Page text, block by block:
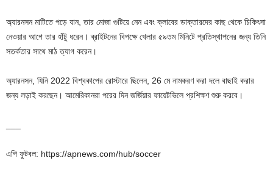
অ্যারনসন মাটিতে পড়ে যান, তার মোজা গুটিয়ে নেন এবং ক্লাবের ডাক্তারদের কাছ থেকে চিকিৎসা
নেওয়ার আগে তার হাঁটু ধরেন। ব্রাইটনের বিপক্ষে খেলার ৫৯তম মিনিটে প্রতিস্থাপনের জন্য তিনি
সতর্কতার সাথে মাঠ ত্যাগ করেন।
অ্যারনসন, যিনি 2022 বিশ্বকাপের রোস্টারে ছিলেন, 26 মে নামকরণ করা দলে বাছাই করার
জন্য লড়াই করছেন। আমেরিকানরা পরের দিন জর্জিয়ার ফায়েটভিলে প্রশিক্ষণ শুরু করবে।
এপি ফুটবল: https://apnews.com/hub/soccer